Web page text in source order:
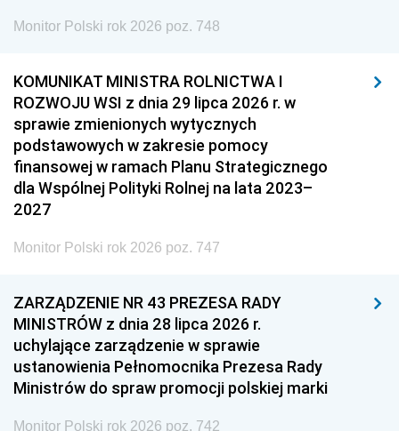
Monitor Polski rok 2026 poz. 748
KOMUNIKAT MINISTRA ROLNICTWA I
ROZWOJU WSI z dnia 29 lipca 2026 r. w
sprawie zmienionych wytycznych
podstawowych w zakresie pomocy
finansowej w ramach Planu Strategicznego
dla Wspólnej Polityki Rolnej na lata 2023–
2027
Monitor Polski rok 2026 poz. 747
ZARZĄDZENIE NR 43 PREZESA RADY
MINISTRÓW z dnia 28 lipca 2026 r.
uchylające zarządzenie w sprawie
ustanowienia Pełnomocnika Prezesa Rady
Ministrów do spraw promocji polskiej marki
Monitor Polski rok 2026 poz. 742